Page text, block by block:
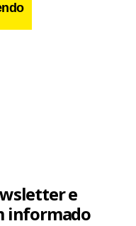
e
informado